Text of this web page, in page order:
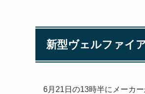
新型ヴェルファイ
6月21日の13時半にメーカ